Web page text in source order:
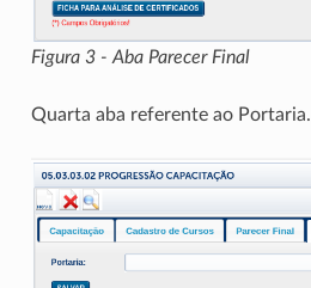
Figura 3 - Aba Parecer Final
Quarta aba referente ao Portaria.